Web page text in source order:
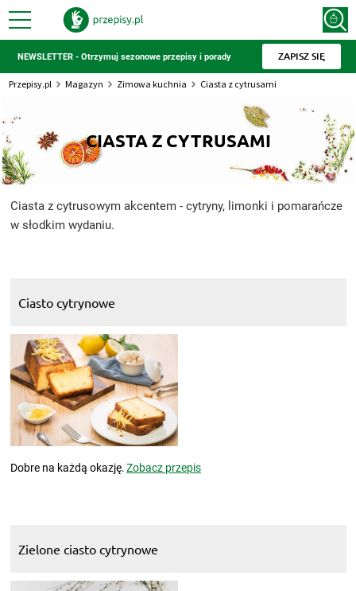
NEWSLETTER - Otrzymuj sezonowe przepisy i porady ZAPISZ SIĘ
Przepisy.pl Magazyn Zimowa kuchnia Ciasta z cytrusami
CIASTA Z CYTRUSAMI
Ciasta z cytrusowym akcentem - cytryny, limonki i pomarańcze
w słodkim wydaniu.
Ciasto cytrynowe
Dobre na każdą okazję.Zobacz przepis
Zielone ciasto cytrynowe